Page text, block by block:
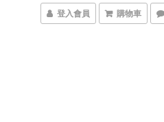
登入會員 購物車